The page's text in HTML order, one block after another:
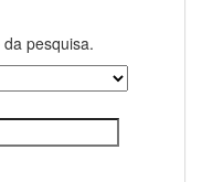
pesquisa.